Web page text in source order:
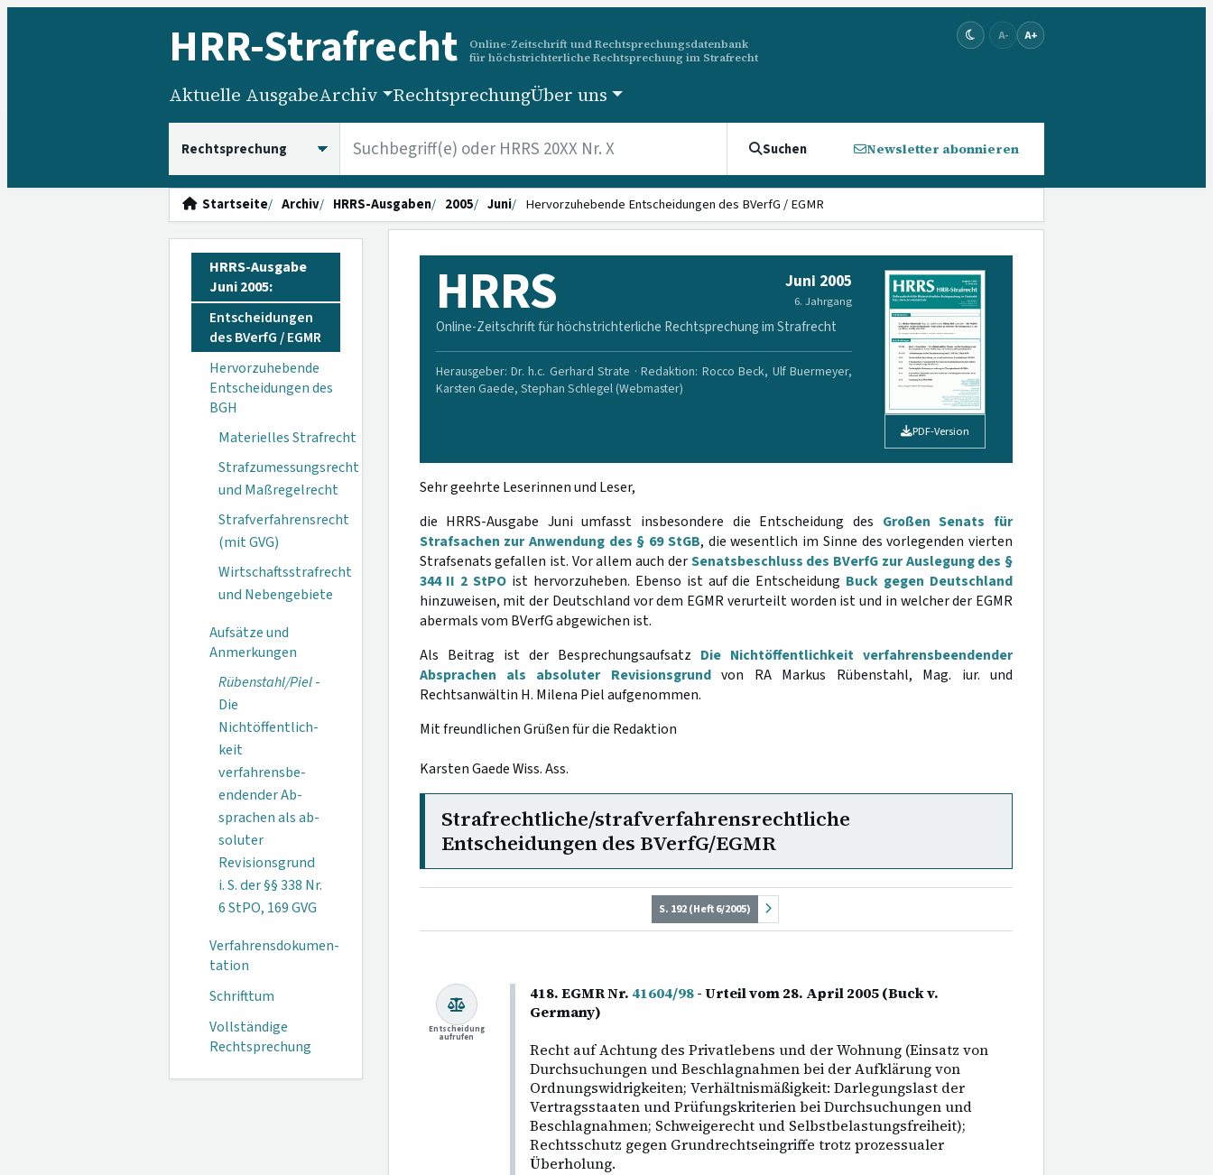
HRR-Strafrecht
Online-Zeitschrift und Rechtsprechungsdatenbank
für höchstrichterliche Rechtsprechung im Strafrecht
A- A+
Aktuelle AusgabeArchiv RechtsprechungÜber uns
Suchen Newsletter abonnieren
Startseite Archiv HRRS-Ausgaben 2005 Juni Hervorzuhebende Entscheidungen des BVerfG / EGMR
HRRS-Ausgabe
Juni 2005:
Entscheidungen
des BVerfG / EGMR
Hervorzuhebende
Entscheidungen des
BGH
Materielles Strafrecht
Strafzumessungsrecht
und Maßregelrecht
Strafverfahrensrecht
(mit GVG)
Wirtschaftsstrafrecht
und Nebengebiete
Aufsätze und
Anmerkungen
Rübenstahl/Piel-
Die
Nichtöffentlich­
keit
verfahrensbe­
endender Ab­
sprachen als ab­
soluter
Revisions­grund
i. S. der §§ 338 Nr.
6 StPO, 169 GVG
Verfahrensdokumen­
tation
Schrifttum
Vollständige
Rechtsprechung
HRRS Juni 2005
6. Jahrgang
Online-Zeitschrift für höchstrichterliche Rechtsprechung im Strafrecht
Herausgeber: Dr. h.c. Gerhard Strate · Redaktion: Rocco Beck, Ulf Buermeyer,
Karsten Gaede, Stephan Schlegel (Webmaster)
PDF-Version
Sehr geehrte Leserinnen und Leser,
die HRRS-Ausgabe Juni umfasst insbesondere die Entscheidung des Großen Senats für
Strafsachen zur Anwendung des § 69 StGB, die wesentlich im Sinne des vorlegenden vierten
Strafsenats gefallen ist. Vor allem auch derSenatsbeschluss des BVerfG zur Auslegung des §
344 II 2 StPO ist hervorzuheben. Ebenso ist auf die Entscheidung Buck gegen Deutschland
hinzuweisen, mit der Deutschland vor dem EGMR verurteilt worden ist und in welcher der EGMR
abermals vom BVerfG abgewichen ist.
Als Beitrag ist der Besprechungsaufsatz Die Nichtöffentlichkeit verfahrensbeendender
Absprachen als absoluter Revisionsgrundvon RA Markus Rübenstahl, Mag. iur. und
Rechtsanwältin H. Milena Piel aufgenommen.
Mit freundlichen Grüßen für die Redaktion
Karsten Gaede Wiss. Ass.
Strafrechtliche/strafverfahrensrechtliche
Entscheidungen des BVerfG/EGMR
S. 192 (Heft 6/2005)
418. EGMR Nr. 41604/98- Urteil vom 28. April 2005 (Buck v.
Germany)
Recht auf Achtung des Privatlebens und der Wohnung (Einsatz von
Durchsuchungen und Beschlagnahmen bei der Aufklärung von
Ordnungswidrigkeiten; Verhältnismäßigkeit: Darlegungslast der
Vertragsstaaten und Prüfungskriterien bei Durchsuchungen und
Beschlagnahmen; Schweigerecht und Selbstbelastungsfreiheit);
Rechtsschutz gegen Grundrechtseingriffe trotz prozessualer
Überholung.
Entscheidung
aufrufen